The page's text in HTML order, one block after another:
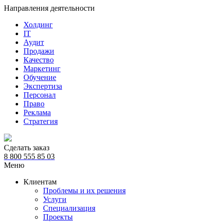
Направления деятельности
Холдинг
IT
Аудит
Продажи
Качество
Маркетинг
Обучение
Экспертиза
Персонал
Право
Реклама
Стратегия
Сделать заказ
8 800 555 85 03
Меню
Клиентам
Проблемы и их решения
Услуги
Специализация
Проекты